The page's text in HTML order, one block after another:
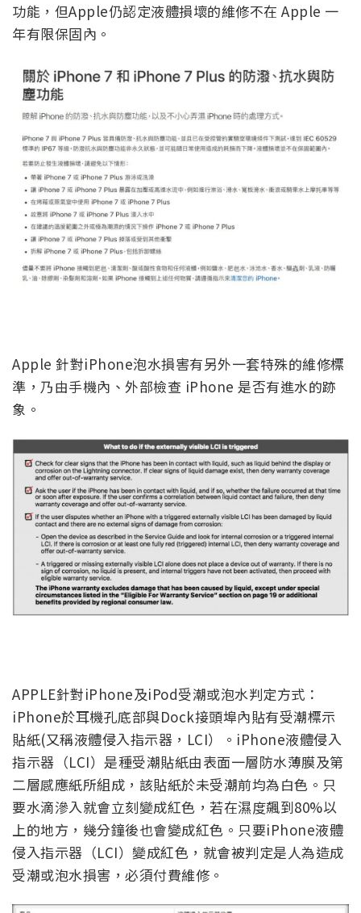
功能，但Apple仍認定液體損壞的維修不在 Apple 一
年有限保固內。
Apple 針對iPhone泡水損害有另外一套特殊的維修標
準，乃由手機內、外部檢查 iPhone 是否有進水的跡
象。
APPLE針對iPhone及iPod受潮或泡水判定方式：
iPhone於耳機孔底部與Dock接頭埠內貼有受潮標示
貼紙(又稱液體侵入指示器，LCI）。iPhone液體侵入
指示器（LCI）是種受潮貼紙由表面一層防水薄膜及第
二層感應紙所組成，該貼紙於未受潮前均為白色。只
要水滴滲入就會立刻變成紅色，若在濕度飆到80%以
上的地方，幾分鐘後也會變成紅色。只要iPhone液體
侵入指示器（LCI）變成紅色，就會被判定是人為造成
受潮或泡水損害，必須付費維修。